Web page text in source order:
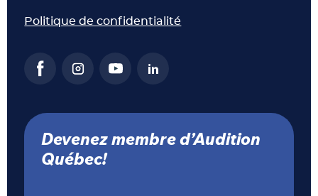
Politique de confidentialité
Devenez membre d’Audition
Québec!